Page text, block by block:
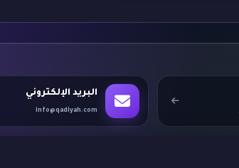
البريد الإلكتروني
info@qadiyah.com